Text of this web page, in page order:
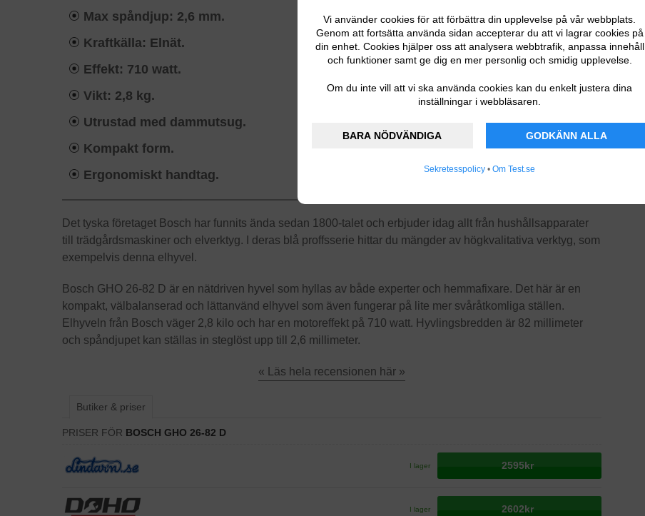
Vi använder cookies för att förbättra din upplevelse på vår webbplats.
Genom att fortsätta använda sidan accepterar du att vi lagrar cookies på
din enhet. Cookies hjälper oss att analysera webbtrafik, anpassa innehåll
och funktioner samt ge dig en mer personlig och smidig upplevelse.
Om du inte vill att vi ska använda cookies kan du enkelt justera dina
inställningar i webbläsaren.
BARA NÖDVÄNDIGA GODKÄNN ALLA
Sekretesspolicy • Om Test.se
Max spåndjup: 2,6 mm.
Kraftkälla: Elnät.
Effekt: 710 watt.
Vikt: 2,8 kg.
Utrustad med dammutsug.
Kompakt form.
Ergonomiskt handtag.
Det tyska företaget Bosch har funnits ända sedan 1800-talet och erbjuder idag allt från hushållsapparater
till trädgårdsmaskiner och elverktyg. I deras blå proffsserie hittar du mängder av högkvalitativa verktyg, som
exempelvis denna elhyvel.
Bosch GHO 26-82 D är en nätdriven hyvel som hyllas av både experter och hemmafixare. Det här är en
kompakt, välbalanserad och lättanvänd elhyvel som även fungerar på lite mer svåråtkomliga ställen.
Elhyveln från Bosch väger 2,8 kilo och har en motoreffekt på 710 watt. Hyvlingsbredden är 82 millimeter
och spåndjupet kan ställas in steglöst upp till 2,6 millimeter.
« Läs hela recensionen här »
Butiker & priser
PRISER FÖR BOSCH GHO 26-82 D
I lager 2595kr
I lager 2602kr